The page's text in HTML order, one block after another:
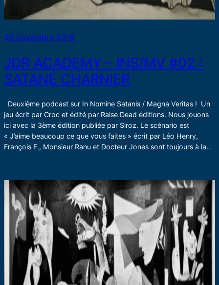
28 novembre 2018
JDR ACADEMY – INS/MV #02 :
SATANÉ CHARNIER
Deuxième podcast sur In Nomine Satanis / Magna Veritas ! Un
jeu écrit par Croc et édité par Raise Dead éditions. Nous jouons
ici avec la 3ème édition publiée par Siroz. Le scénario est
« J’aime beaucoup ce que vous faites » écrit par Léo Henry,
François F., Monsieur Ranu et Docteur Jones sont toujours à la…